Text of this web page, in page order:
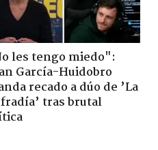
les tengo miedo":
García-Huidobro
recado a dúo de ’La
tras brutal